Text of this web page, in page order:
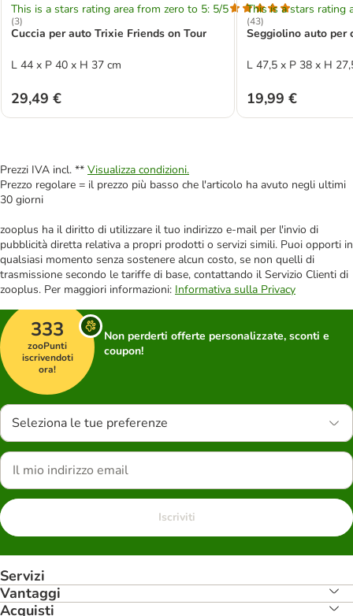
This is a stars rating area from zero to 5: 5/5
(3)
Cuccia per auto Trixie Friends on Tour
L 44 x P 40 x H 37 cm
29,49 €
This is a stars rating
(43)
Seggiolino auto per
L 47,5 x P 38 x H
19,99 €
Prezzi IVA incl. ** Visualizza condizioni.
Prezzo regolare = il prezzo più basso che l'articolo ha avuto negli ultimi
30 giorni
zooplus ha il diritto di utilizzare il tuo indirizzo e-mail per l'invio di
pubblicità diretta relativa a propri prodotti o servizi simili. Puoi opporti in
qualsiasi momento senza sostenere alcun costo, se non quelli di
trasmissione secondo le tariffe di base, contattando il Servizio Clienti di
zooplus. Per maggiori informazioni: Informativa sulla Privacy
333
zooPunti
iscrivendoti
ora!
Non perderti offerte personalizzate, sconti e
coupon!
Seleziona le tue preferenze
Iscriviti
Servizi
Vantaggi
Acquisti